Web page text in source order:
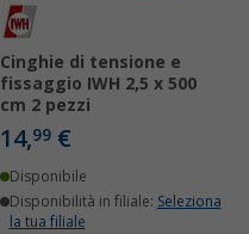
Cinghie di tensione e
fissaggio IWH 2,5 x 500
cm 2 pezzi
14,99 €
Disponibile
Disponibilità in filiale: Seleziona
la tua filiale